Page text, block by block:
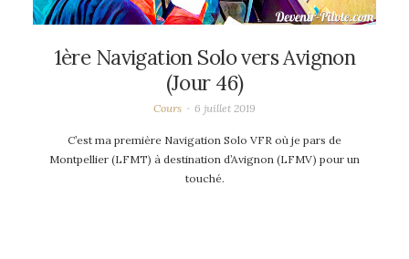
1ère Navigation Solo vers Avignon
(Jour 46)
Cours 6 juillet 2019
C’est ma première Navigation Solo VFR où je pars de
Montpellier (LFMT) à destination d’Avignon (LFMV) pour un
touché.